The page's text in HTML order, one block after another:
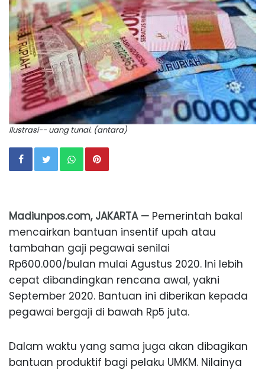
Ilustrasi-- uang tunai. (antara)
Madiunpos.com, JAKARTA — Pemerintah bakal
mencairkan bantuan insentif upah atau
tambahan gaji pegawai senilai
Rp600.000/bulan mulai Agustus 2020. Ini lebih
cepat dibandingkan rencana awal, yakni
September 2020. Bantuan ini diberikan kepada
pegawai bergaji di bawah Rp5 juta.
Dalam waktu yang sama juga akan dibagikan
bantuan produktif bagi pelaku UMKM. Nilainya